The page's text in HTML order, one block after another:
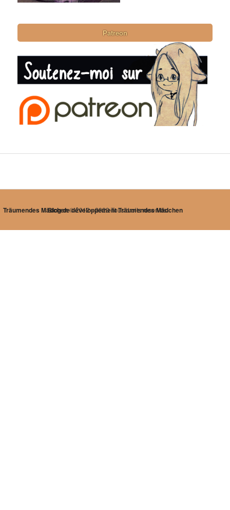
Patreon
Blog de développement Träumendes Mädchen
Träumendes Mädchen© 2012 - 2023 Tous droits réservés.